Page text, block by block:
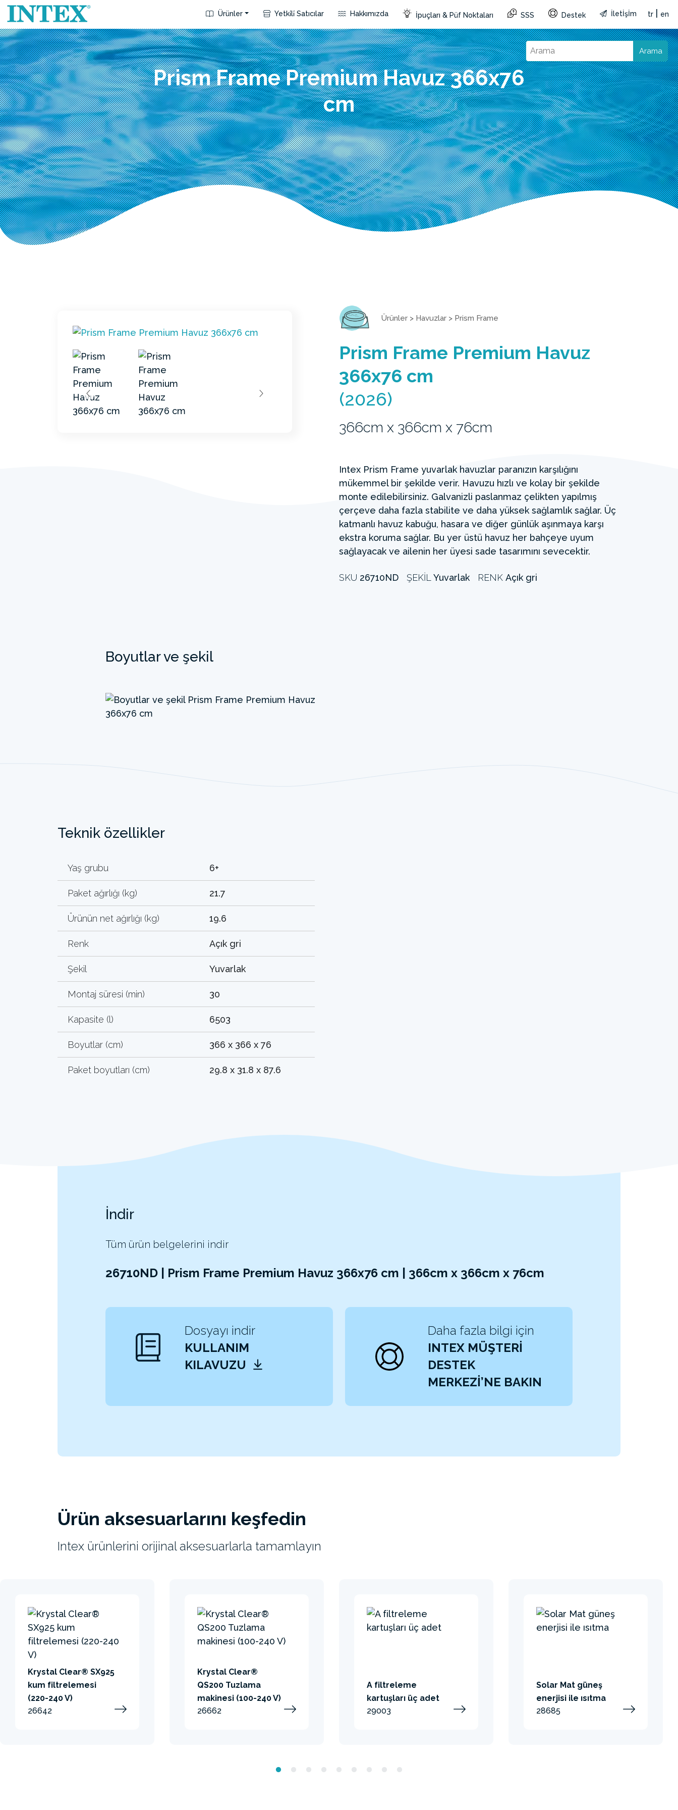
Ürünler Yetki̇li̇ Satıcılar Hakkımızda İpuçları & Püf Noktaları SSS Destek İletİşİm tr en
Arama
Prism Frame Premium Havuz 366x76
cm
Ürünler > Havuzlar > Prism Frame
Prism Frame Premium Havuz
366x76 cm
(2026)
366cm x 366cm x 76cm
Intex Prism Frame yuvarlak havuzlar paranızın karşılığını
mükemmel bir şekilde verir. Havuzu hızlı ve kolay bir şekilde
monte edilebilirsiniz. Galvanizli paslanmaz çelikten yapılmış
çerçeve daha fazla stabilite ve daha yüksek sağlamlık sağlar. Üç
katmanlı havuz kabuğu, hasara ve diğer günlük aşınmaya karşı
ekstra koruma sağlar. Bu yer üstü havuz her bahçeye uyum
sağlayacak ve ailenin her üyesi sade tasarımını sevecektir.
SKU 26710ND ŞEKIL Yuvarlak RENK Açık gri
Boyutlar ve şekil
Teknik özellikler
Yaş grubu 6+
Paket ağırlığı (kg) 21.7
Ürünün net ağırlığı (kg) 19.6
Renk Açık gri
Şekil Yuvarlak
Montaj süresi (min) 30
Kapasite (l) 6503
Boyutlar (cm) 366 x 366 x 76
Paket boyutları (cm) 29.8 x 31.8 x 87.6
İndir
Tüm ürün belgelerini indir
26710ND | Prism Frame Premium Havuz 366x76 cm | 366cm x 366cm x 76cm
Dosyayı indir
KULLANIM
KILAVUZU
Daha fazla bilgi için
INTEX MÜŞTERİ
DESTEK
MERKEZİ’NE BAKIN
Ürün aksesuarlarını keşfedin
Intex ürünlerini orijinal aksesuarlarla tamamlayın
Krystal Clear® SX925
kum filtrelemesi
(220-240 V)
26642
Krystal Clear®
QS200 Tuzlama
makinesi (100-240 V)
26662
A filtreleme
kartuşları üç adet
29003
Solar Mat güneş
enerjisi ile ısıtma
28685